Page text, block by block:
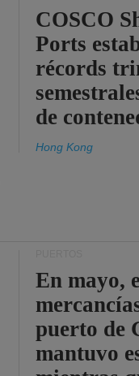
COSCO
Ports
récords
de
Hong Kong
En mayo,
puerto de
mantuvo